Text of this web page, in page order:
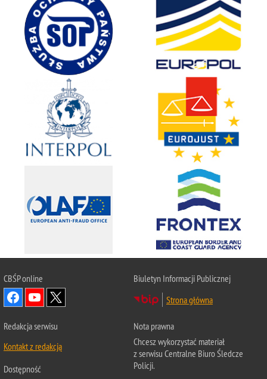
CBŚPonline
Biuletyn Informacji Publicznej
Strona główna
Redakcja serwisu
Kontakt z redakcją
Dostępność
Nota prawna
Chcesz wykorzystać materiał
z serwisu Centralne Biuro Śledcze
Policji.